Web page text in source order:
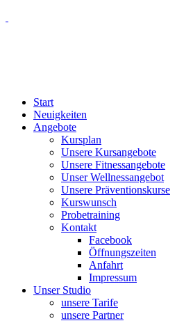
Start
Neuigkeiten
Angebote
Kursplan
Unsere Kursangebote
Unsere Fitnessangebote
Unser Wellnessangebot
Unsere Präventionskurse
Kurswunsch
Probetraining
Kontakt
Facebook
Öffnungszeiten
Anfahrt
Impressum
Unser Studio
unsere Tarife
unsere Partner